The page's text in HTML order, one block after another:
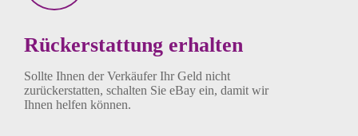
Rückerstattung erhalten
Sollte Ihnen der Verkäufer Ihr Geld nicht
zurückerstatten, schalten Sie eBay ein, damit wir
Ihnen helfen können.